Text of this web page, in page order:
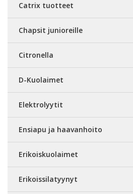
Catrix tuotteet
Chapsit junioreille
Citronella
D-Kuolaimet
Elektrolyytit
Ensiapu ja haavanhoito
Erikoiskuolaimet
Erikoissilatyynyt